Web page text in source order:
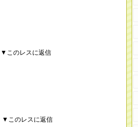
▼このレスに返信
▼このレスに返信